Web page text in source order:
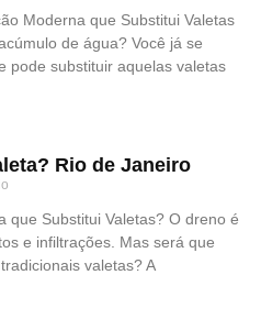
Moderna que Substitui Valetas
de água? Você já se
pode substituir aquelas valetas
Rio de Janeiro
que Substitui Valetas? O dreno é
e infiltrações. Mas será que
valetas? A